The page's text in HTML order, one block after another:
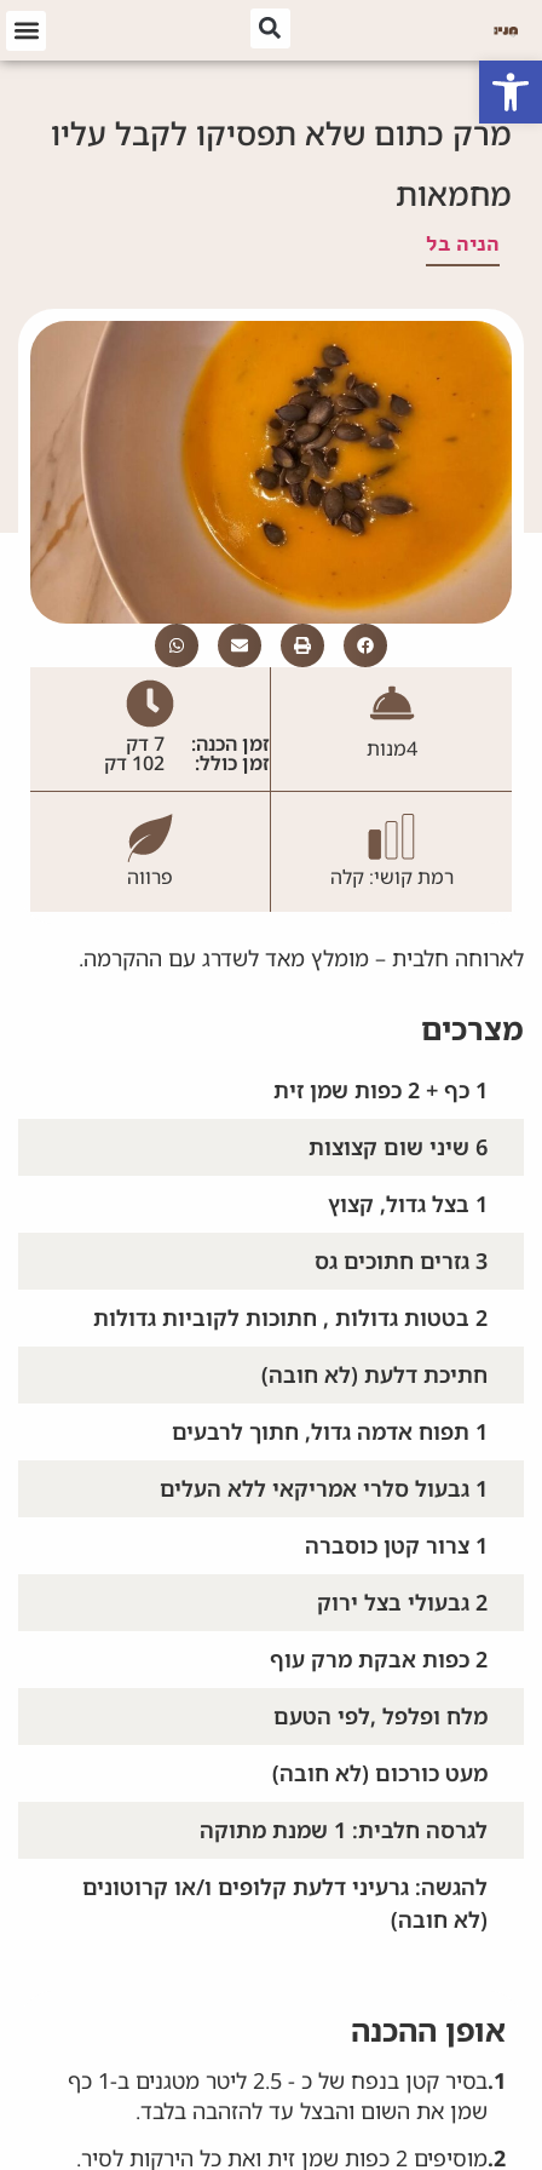
פתח סרגל נגישות
מרק כתום שלא תפסיקו לקבל עליו
מחמאות
הניה בל
4מנות זמן הכנה: 7 דק
זמן כולל: 102 דק
רמת קושי: קלה פרווה
לארוחה חלבית – מומלץ מאד לשדרג עם ההקרמה.
מצרכים
1 כף + 2 כפות שמן זית
6 שיני שום קצוצות
1 בצל גדול, קצוץ
3 גזרים חתוכים גס
2 בטטות גדולות , חתוכות לקוביות גדולות
חתיכת דלעת (לא חובה)
1 תפוח אדמה גדול, חתוך לרבעים
1 גבעול סלרי אמריקאי ללא העלים
1 צרור קטן כוסברה
2 גבעולי בצל ירוק
2 כפות אבקת מרק עוף
מלח ופלפל ,לפי הטעם
מעט כורכום (לא חובה)
לגרסה חלבית: 1 שמנת מתוקה
להגשה: גרעיני דלעת קלופים ו/או קרוטונים
(לא חובה)
אופן ההכנה
1.
בסיר קטן בנפח של כ - 2.5 ליטר מטגנים ב-1 כף
שמן את השום והבצל עד להזהבה בלבד.
2. מוסיפים 2 כפות שמן זית ואת כל הירקות לסיר.